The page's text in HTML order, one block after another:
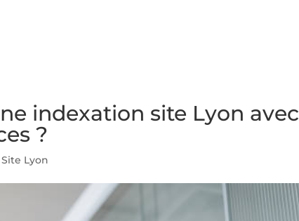
indexation site Lyon avec
?
Lyon